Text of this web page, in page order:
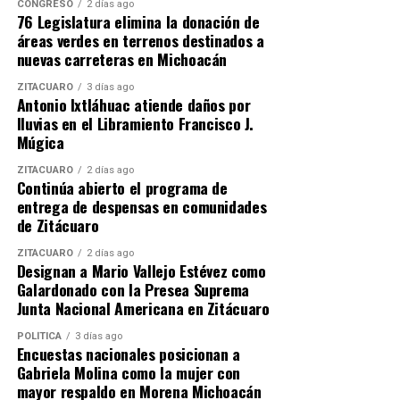
consecutiva entre mayo y junio de 2026, cubriendo
tanto las declaraciones ministeriales presenciales como
las notas diplomáticas bilaterales.
​Qué establecen las resoluciones
oficiales
​El proceso de reserva institucional se divide en dos
vertientes jurídicas:
La Declaración Ministerial (FGR):
General de la República determinó clasificar
como confidencial y reservada la totalidad de la
declaración jurídica rendida por Rubén Rocha
Moya en mayo de 2026 en calidad de
imputado/testigo. El argumento técnico de la
FGR señala que la difusión de los
cuestionamientos, datos de prueba y respuestas
del exmandatario estatal vulneraría las líneas de
CONGRESO 2 días ago
76 Legislatura elimina la donación de
áreas verdes en terrenos destinados a
nuevas carreteras en Michoacán
ZITÁCUARO 3 días ago
Antonio Ixtláhuac atiende daños por
lluvias en el Libramiento Francisco J.
Múgica
ZITÁCUARO 2 días ago
Continúa abierto el programa de
entrega de despensas en comunidades
de Zitácuaro
ZITÁCUARO 2 días ago
Designan a Mario Vallejo Estévez como
Galardonado con la Presea Suprema
Junta Nacional Americana en Zitácuaro
POLÍTICA 3 días ago
Encuestas nacionales posicionan a
Gabriela Molina como la mujer con
mayor respaldo en Morena Michoacán